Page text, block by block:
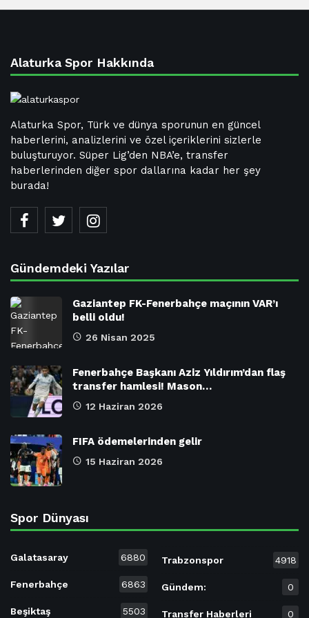
Alaturka Spor Hakkında
Alaturka Spor, Türk ve dünya sporunun en güncel
haberlerini, analizlerini ve özel içeriklerini sizlerle
buluşturuyor. Süper Lig’den NBA’e, transfer
haberlerinden diğer spor dallarına kadar her şey
burada!
Gündemdeki Yazılar
Gaziantep FK-Fenerbahçe maçının VAR’ı
belli oldu!
26 Nisan 2025
Fenerbahçe Başkanı Aziz Yıldırım’dan flaş
transfer hamlesi! Mason…
12 Haziran 2026
FIFA ödemelerinden gelir
15 Haziran 2026
Spor Dünyası
Galatasaray 6880
Fenerbahçe 6863
Beşiktaş 5503
Trabzonspor 4918
Gündem: 0
Transfer Haberleri 0